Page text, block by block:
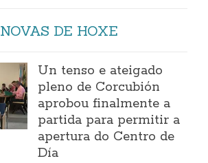
NOVAS DE HOXE
Un tenso e ateigado
pleno de Corcubión
aprobou finalmente a
partida para permitir a
apertura do Centro de
Día